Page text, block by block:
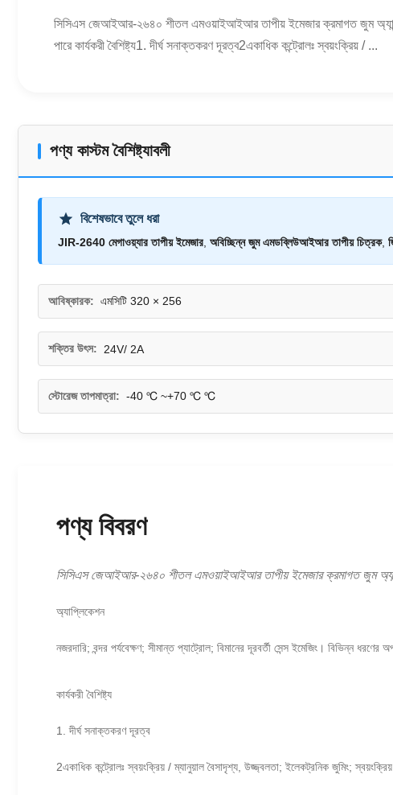
সিসিএস জেআইআর-২৬৪০ শীতল এমওয়াইআইআর তাপীয় ইমেজার ক্রমাগত জুম অ্যান্টি-
পারে কার্যকরী বৈশিষ্ট্য1. দীর্ঘ সনাক্তকরণ দূরত্ব2একাধিক কন্ট্রোলঃ স্বয়ংক্রিয় / ...
পণ্য কাস্টম বৈশিষ্ট্যাবলী
বিশেষভাবে তুলে ধরা
JIR-2640 মেগাওয়্যার তাপীয় ইমেজার অবিচ্ছিন্ন জুম এমডব্লিউআইআর তাপীয় চিত্রক,
আবিষ্কারক: এমসিটি 320 × 256
শক্তির উৎস: 24V/ 2A
স্টোরেজ তাপমাত্রা: -40 ℃ ~+70 ℃ ℃
পণ্য বিবরণ
সিসিএস জেআইআর-২৬৪০ শীতল এমওয়াইআইআর তাপীয় ইমেজার ক্রমাগত জুম
অ্যাপ্লিকেশন
নজরদারি; বন্দর পর্যবেক্ষণ; সীমান্ত প্যাট্রোল; বিমানের দূরবর্তী সেন্স ইমেজিং। বিভিন্ন ধরণের
কার্যকরী বৈশিষ্ট্য
1. দীর্ঘ সনাক্তকরণ দূরত্ব
2একাধিক কন্ট্রোলঃ স্বয়ংক্রিয় / ম্যানুয়াল বৈসাদৃশ্য, উজ্জ্বলতা; ইলেকট্রনিক জুমিং;